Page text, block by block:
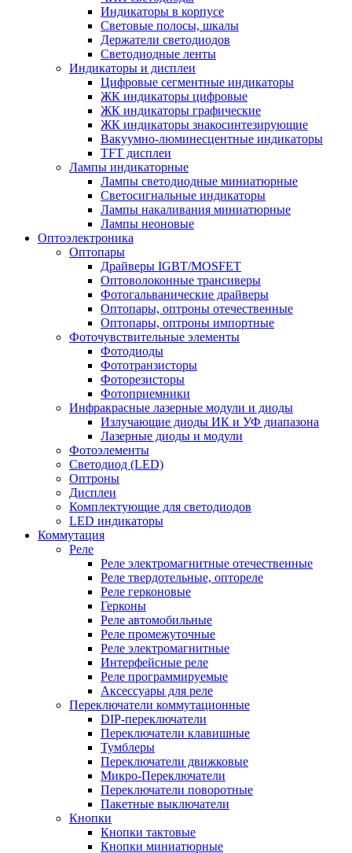
Индикаторы в корпусе
Световые полосы, шкалы
Держатели светодиодов
Светодиодные ленты
Индикаторы и дисплеи
Цифровые сегментные индикаторы
ЖК индикаторы цифровые
ЖК индикаторы графические
ЖК индикаторы знакосинтезирующие
Вакуумно-люминесцентные индикаторы
TFT дисплеи
Лампы индикаторные
Лампы светодиодные миниатюрные
Светосигнальные индикаторы
Лампы накаливания миниатюрные
Лампы неоновые
Оптоэлектроника
Оптопары
Драйверы IGBT/MOSFET
Оптоволоконные трансиверы
Фотогальванические драйверы
Оптопары, оптроны отечественные
Оптопары, оптроны импортные
Фоточувствительные элементы
Фотодиоды
Фототранзисторы
Фоторезисторы
Фотоприемники
Инфракрасные лазерные модули и диоды
Излучающие диоды ИК и УФ диапазона
Лазерные диоды и модули
Фотоэлементы
Светодиод (LED)
Оптроны
Дисплеи
Комплектующие для светодиодов
LED индикаторы
Коммутация
Реле
Реле электромагнитные отечественные
Реле твердотельные, оптореле
Реле герконовые
Герконы
Реле автомобильные
Реле промежуточные
Реле электромагнитные
Интерфейсные реле
Реле программируемые
Аксессуары для реле
Переключатели коммутационные
DIP-переключатели
Переключатели клавишные
Тумблеры
Переключатели движковые
Микро-Переключатели
Переключатели поворотные
Пакетные выключатели
Кнопки
Кнопки тактовые
Кнопки миниатюрные